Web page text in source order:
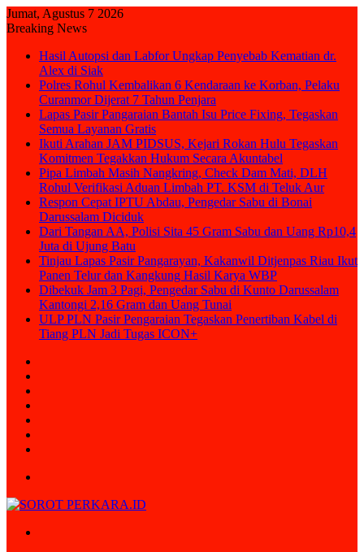
Jumat, Agustus 7 2026
Breaking News
Hasil Autopsi dan Labfor Ungkap Penyebab Kematian dr.
Alex di Siak
Polres Rohul Kembalikan 6 Kendaraan ke Korban, Pelaku
Curanmor Dijerat 7 Tahun Penjara
Lapas Pasir Pangaraian Bantah Isu Price Fixing, Tegaskan
Semua Layanan Gratis
Ikuti Arahan JAM PIDSUS, Kejari Rokan Hulu Tegaskan
Komitmen Tegakkan Hukum Secara Akuntabel
Pipa Limbah Masih Nangkring, Check Dam Mati, DLH
Rohul Verifikasi Aduan Limbah PT. KSM di Teluk Aur
Respon Cepat IPTU Abdau, Pengedar Sabu di Bonai
Darussalam Diciduk
Dari Tangan AA, Polisi Sita 45 Gram Sabu dan Uang Rp10,4
Juta di Ujung Batu
Tinjau Lapas Pasir Pangarayan, Kakanwil Ditjenpas Riau Ikut
Panen Telur dan Kangkung Hasil Karya WBP
Dibekuk Jam 3 Pagi, Pengedar Sabu di Kunto Darussalam
Kantongi 2,16 Gram dan Uang Tunai
ULP PLN Pasir Pengaraian Tegaskan Penertiban Kabel di
Tiang PLN Jadi Tugas ICON+